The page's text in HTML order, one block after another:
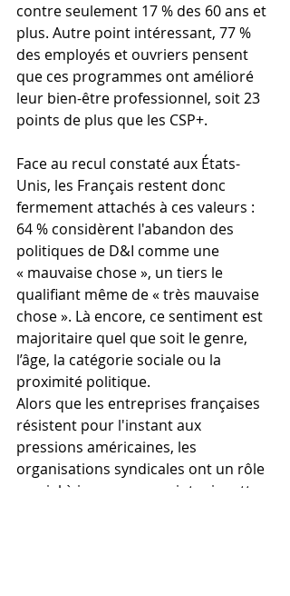
contre seulement 17 % des 60 ans et
plus. Autre point intéressant, 77 %
des employés et ouvriers pensent
que ces programmes ont amélioré
leur bien-être professionnel, soit 23
points de plus que les CSP+.
Face au recul constaté aux États-
Unis, les Français restent donc
fermement attachés à ces valeurs :
64 % considèrent l'abandon des
politiques de D&I comme une
« mauvaise chose », un tiers le
qualifiant même de « très mauvaise
chose ». Là encore, ce sentiment est
majoritaire quel que soit le genre,
l’âge, la catégorie sociale ou la
proximité politique.
Alors que les entreprises françaises
résistent pour l'instant aux
pressions américaines, les
organisations syndicales ont un rôle
crucial à jouer pour maintenir cette